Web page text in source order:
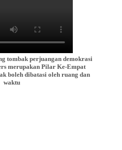
tombak perjuangan demokrasi
merupakan Pilar Ke-Empat
boleh dibatasi oleh ruang dan
waktu